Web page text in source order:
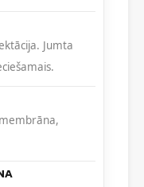
Jumta